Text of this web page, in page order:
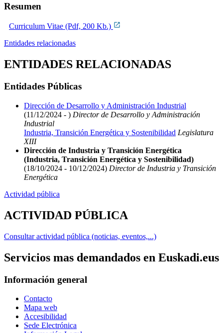
Resumen
Curriculum Vitae (Pdf, 200 Kb.)
Entidades relacionadas
ENTIDADES RELACIONADAS
Entidades Públicas
Dirección de Desarrollo y Administración Industrial
(11/12/2024 - ) Director de Desarrollo y Administración
Industrial
Industria, Transición Energética y Sostenibilidad Legislatura
XIII
Dirección de Industria y Transición Energética
(Industria, Transición Energética y Sostenibilidad)
(18/10/2024 - 10/12/2024) Director de Industria y Transición
Energética
Actividad pública
ACTIVIDAD PÚBLICA
Consultar actividad pública (noticias, eventos,...)
Servicios mas demandados en Euskadi.eus
Información general
Contacto
Mapa web
Accesibilidad
Sede Electrónica